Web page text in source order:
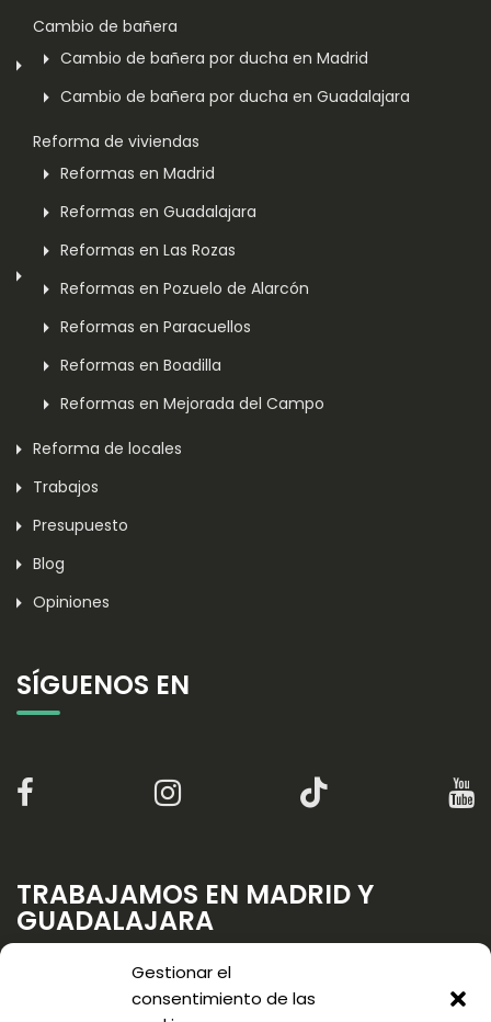
Gestionar el
consentimiento de las
Cambio de bañera
Cambio de bañera por ducha en Madrid
Cambio de bañera por ducha en Guadalajara
Reforma de viviendas
Reformas en Madrid
Reformas en Guadalajara
Reformas en Las Rozas
Reformas en Pozuelo de Alarcón
Reformas en Paracuellos
Reformas en Boadilla
Reformas en Mejorada del Campo
Reforma de locales
Trabajos
Presupuesto
Blog
Opiniones
SÍGUENOS EN
TRABAJAMOS EN MADRID Y
GUADALAJARA